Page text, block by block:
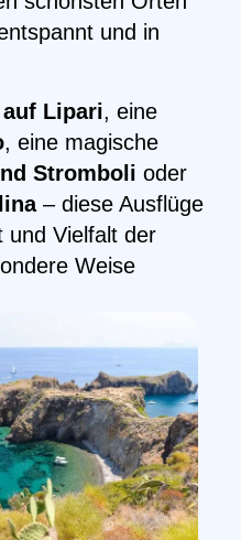
und in
Lipari, eine
, eine magische
Stromboli oder
– diese Ausflüge
und Vielfalt der
Weise